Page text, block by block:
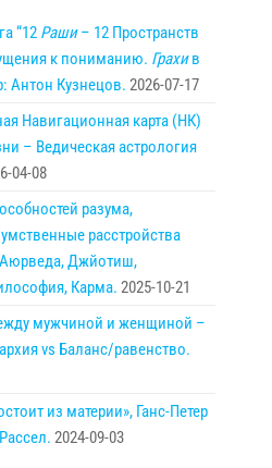
“12 Раши– 12 Пространств
к пониманию. Грахив
Антон Кузнецов. 2026-07-17
Навигационная карта (НК)
– Ведическая астрология
04-08
разума,
расстройства
Джйотиш,
Карма. 2025-10-21
мужчиной и женщиной –
vs Баланс/равенство.
из материи», Ганс-Петер
2024-09-03